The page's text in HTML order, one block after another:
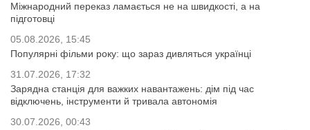
Міжнародний переказ ламається не на швидкості, а на
підготовці
05.08.2026, 15:45
Популярні фільми року: що зараз дивляться українці
31.07.2026, 17:32
Зарядна станція для важких навантажень: дім під час
відключень, інструменти й тривала автономія
30.07.2026, 00:43